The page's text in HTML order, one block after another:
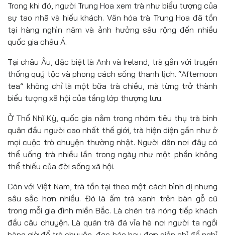
Trong khi đó, người Trung Hoa xem trà như biểu tượng của
sự tao nhã và hiếu khách. Văn hóa trà Trung Hoa đã tồn
tại hàng nghìn năm và ảnh hưởng sâu rộng đến nhiều
quốc gia châu Á.
Tại châu Âu, đặc biệt là Anh và Ireland, trà gắn với truyền
thống quý tộc và phong cách sống thanh lịch. “Afternoon
tea” không chỉ là một bữa trà chiều, mà từng trở thành
biểu tượng xã hội của tầng lớp thượng lưu.
Ở Thổ Nhĩ Kỳ, quốc gia nằm trong nhóm tiêu thụ trà bình
quân đầu người cao nhất thế giới, trà hiện diện gần như ở
mọi cuộc trò chuyện thường nhật. Người dân nơi đây có
thể uống trà nhiều lần trong ngày như một phần không
thể thiếu của đời sống xã hội.
Còn với Việt Nam, trà tồn tại theo một cách bình dị nhưng
sâu sắc hơn nhiều. Đó là ấm trà xanh trên bàn gỗ cũ
trong mỗi gia đình miền Bắc. Là chén trà nóng tiếp khách
đầu câu chuyện. Là quán trà đá vỉa hè nơi người ta ngồi